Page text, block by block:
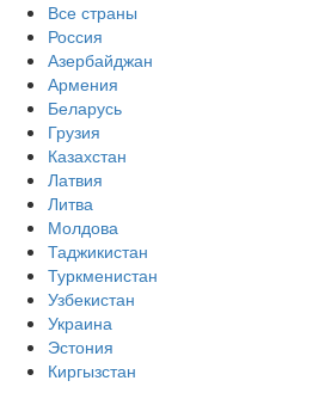
Все страны
Россия
Азербайджан
Армения
Беларусь
Грузия
Казахстан
Латвия
Литва
Молдова
Таджикистан
Туркменистан
Узбекистан
Украина
Эстония
Киргызстан